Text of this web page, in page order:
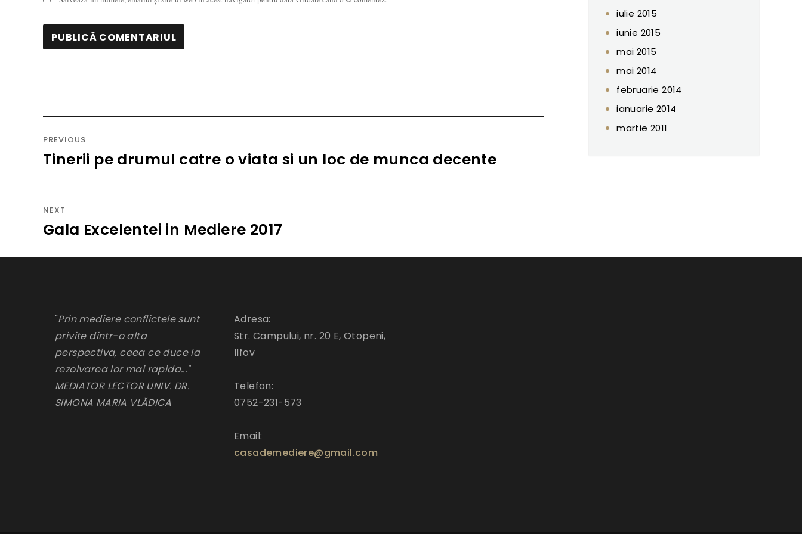
în
articole
PREVIOUS
Previous
Tinerii pe drumul catre o viata si un loc de munca decente
NEXT
Next
Gala Excelentei in Mediere 2017
iulie 2015
iunie 2015
mai 2015
mai 2014
februarie 2014
ianuarie 2014
martie 2011
"Prin mediere conflictele sunt
privite dintr-o alta
perspectiva, ceea ce duce la
rezolvarea lor mai rapida..."
MEDIATOR LECTOR UNIV. DR.
SIMONA MARIA VLĂDICA
Adresa:
Str. Campului, nr. 20 E, Otopeni,
Ilfov
Telefon:
0752-231-573
Email:
casademediere@gmail.com